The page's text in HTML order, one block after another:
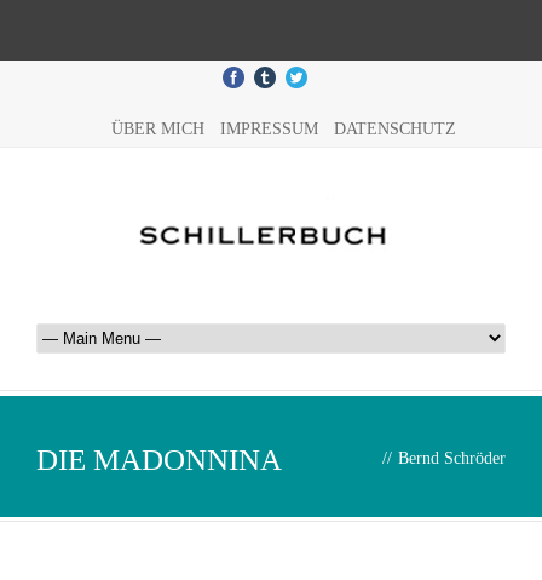
ÜBER MICH IMPRESSUM DATENSCHUTZ
DIE MADONNINA // Bernd Schröder